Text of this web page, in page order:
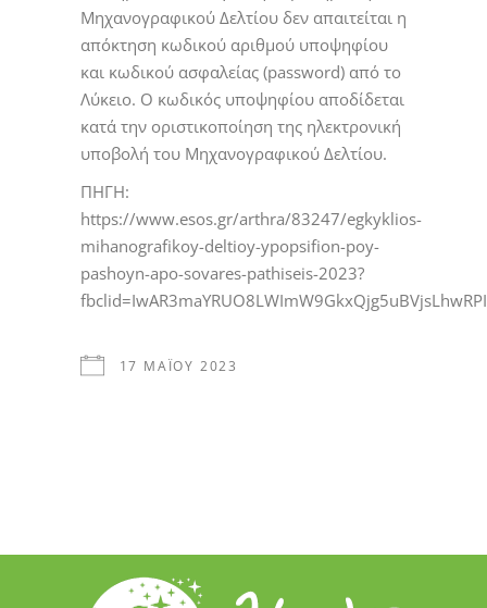
Μηχανογραφικού Δελτίου δεν απαιτείται η
απόκτηση κωδικού αριθμού υποψηφίου
και κωδικού ασφαλείας (password) από το
Λύκειο. Ο κωδικός υποψηφίου αποδίδεται
κατά την οριστικοποίηση της ηλεκτρονική
υποβολή του Μηχανογραφικού Δελτίου.
ΠΗΓΗ:
https://www.esos.gr/arthra/83247/egkyklios-
mihanografikoy-deltioy-ypopsifion-poy-
pashoyn-apo-sovares-pathiseis-2023?
17 ΜΑΪ́ΟΥ 2023